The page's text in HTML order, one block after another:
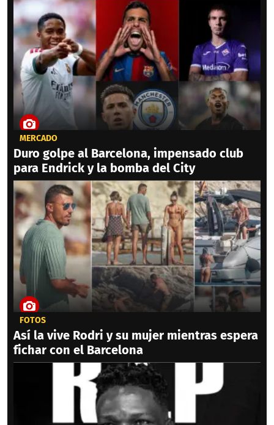
MERCADO
Duro golpe al Barcelona, impensado club
para Endrick y la bomba del City
FOTOS
Así la vive Rodri y su mujer mientras espera
fichar con el Barcelona